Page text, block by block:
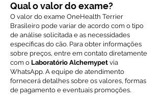
Qual o valor do exame?
O valor do exame OneHealth Terrier
Brasileiro pode variar de acordo com o tipo
de análise solicitada e as necessidades
específicas do cão. Para obter informações
sobre preços, entre em contato diretamente
com o Laboratório Alchemypet via
WhatsApp. A equipe de atendimento
fornecerá detalhes sobre os valores, formas
de pagamento e eventuais promoções.